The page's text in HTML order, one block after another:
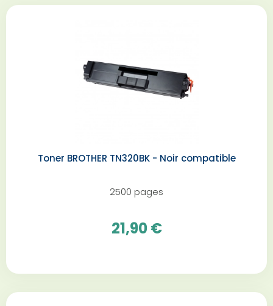
Toner BROTHER TN320BK - Noir compatible
2500 pages
21,90 €